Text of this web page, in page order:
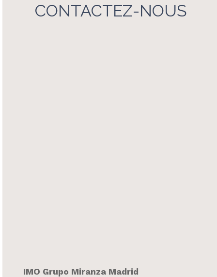
CONTACTEZ-NOUS
IMO Grupo Miranza Madrid